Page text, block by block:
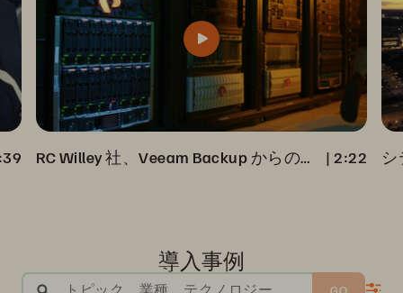
RC Willey 社、Veeam Backup からの完全データ・リカバリを加速 | 2:22
導入事例
トピック、業種、テクノロジー GO